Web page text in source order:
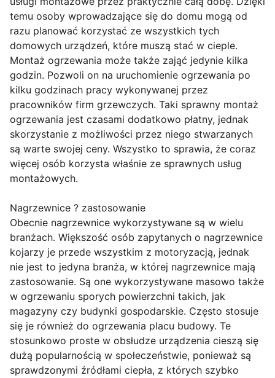
temu osoby wprowadzające się do domu mogą od
razu planować korzystać ze wszystkich tych
domowych urządzeń, które muszą stać w cieple.
Montaż ogrzewania może także zająć jedynie kilka
godzin. Pozwoli on na uruchomienie ogrzewania po
kilku godzinach pracy wykonywanej przez
pracowników firm grzewczych. Taki sprawny montaż
ogrzewania jest czasami dodatkowo płatny, jednak
skorzystanie z możliwości przez niego stwarzanych
są warte swojej ceny. Wszystko to sprawia, że coraz
więcej osób korzysta właśnie ze sprawnych usług
montażowych.
Nagrzewnice ? zastosowanie
Obecnie nagrzewnice wykorzystywane są w wielu
branżach. Większość osób zapytanych o nagrzewnice
kojarzy je przede wszystkim z motoryzacją, jednak
nie jest to jedyna branża, w której nagrzewnice mają
zastosowanie. Są one wykorzystywane masowo także
w ogrzewaniu sporych powierzchni takich, jak
magazyny czy budynki gospodarskie. Często stosuje
się je również do ogrzewania placu budowy. Te
stosunkowo proste w obsłudze urządzenia cieszą się
dużą popularnością w społeczeństwie, ponieważ są
sprawdzonymi źródłami ciepła, z których szybko